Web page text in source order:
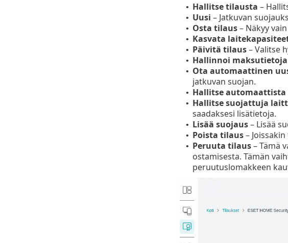
• Hallitse tilausta –
• Uusi – Jatkuvan
• Osta tilaus– Näkyy
• Kasvata
• Päivitä tilaus– Valitse
• Hallinnoi maksutietoja
• Ota automaattinen
jatkuvan suojan.
• Hallitse
• Hallitse suojattuja
saadaksesi lisätietoja.
• Lisää suojaus– Lisää
• Poista tilaus–
• Peruuta tilaus– Tämä
ostamisesta. Tämän
peruutuslomakkeen